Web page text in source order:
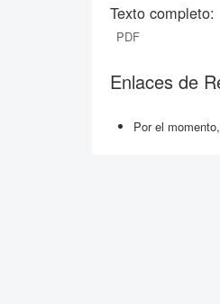
Texto completo:
PDF
Enlaces de
Por el